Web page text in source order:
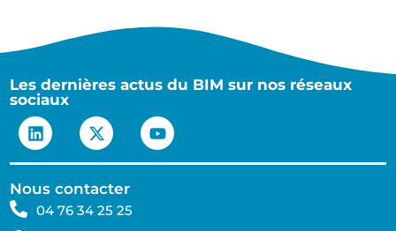
Les dernières actus du BIM sur nos réseaux
sociaux
Nous contacter
04 76 34 25 25